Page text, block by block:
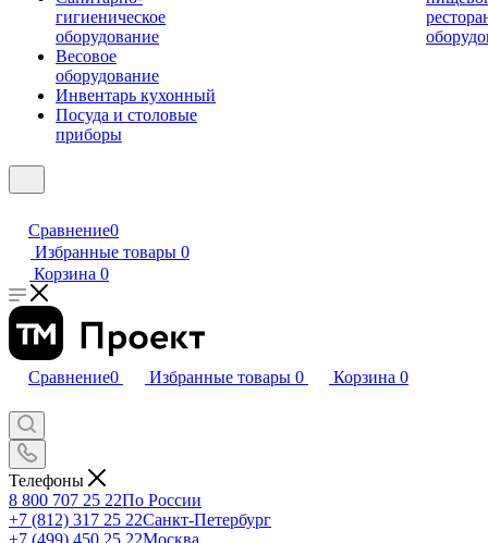
гигиеническое
оборудование
Весовое
оборудование
Инвентарь кухонный
Посуда и столовые
приборы
Сравнение0
Избранные товары 0
Корзина 0
Сравнение0 Избранные товары 0 Корзина 0
Телефоны
8 800 707 25 22По России
+7 (812) 317 25 22Санкт-Петербург
+7 (499) 450 25 22Москва